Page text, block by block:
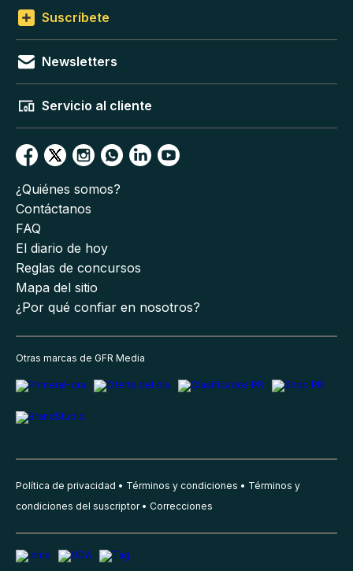
Suscríbete
Newsletters
Servicio al cliente
¿Quiénes somos?
Contáctanos
FAQ
El diario de hoy
Reglas de concursos
Mapa del sitio
¿Por qué confiar en nosotros?
Otras marcas de GFR Media
Política de privacidad Términos y condiciones
Términos y
condiciones del suscriptor
Correcciones